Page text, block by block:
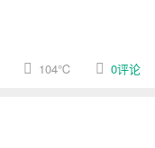
104℃ 0评论